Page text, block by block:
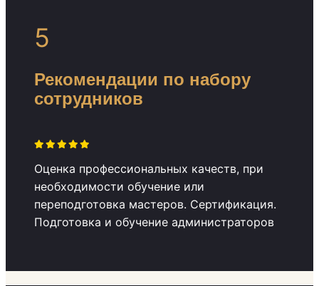
5
Рекомендации по набору
сотрудников
Оценка профессиональных качеств, при
необходимости обучение или
переподготовка мастеров. Сертификация.
Подготовка и обучение администраторов